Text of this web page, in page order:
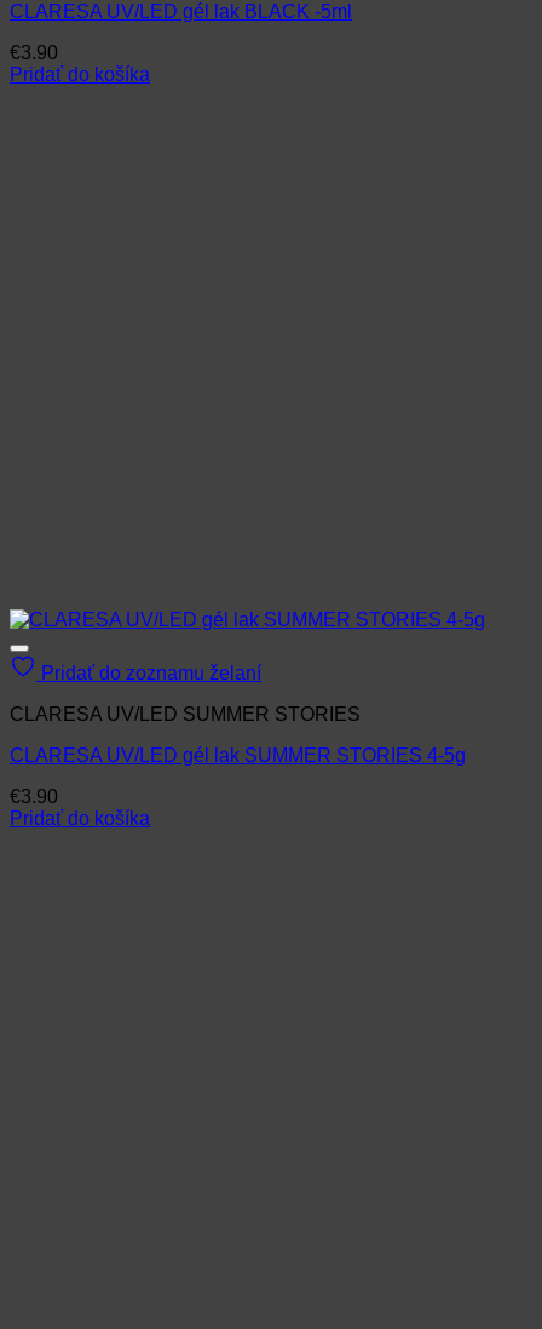
CLARESA UV/LED gél lak BLACK -5ml
€3.90
Pridať do košíka
Pridať do zoznamu želaní
CLARESA UV/LED SUMMER STORIES
CLARESA UV/LED gél lak SUMMER STORIES 4-5g
€3.90
Pridať do košíka